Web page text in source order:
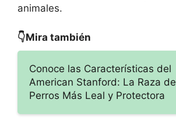
animales.
👇Mira también
Conoce las Características del
American Stanford: La Raza de
Perros Más Leal y Protectora